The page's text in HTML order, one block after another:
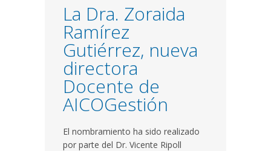
La Dra. Zoraida
Ramírez
Gutiérrez, nueva
directora
Docente de
AICOGestión
El nombramiento ha sido realizado
por parte del Dr. Vicente Ripoll